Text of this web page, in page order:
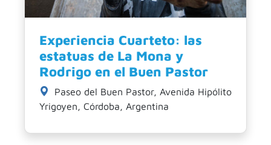
Experiencia Cuarteto: las
estatuas de La Mona y
Rodrigo en el Buen Pastor
Paseo del Buen Pastor, Avenida Hipólito
Yrigoyen, Córdoba, Argentina